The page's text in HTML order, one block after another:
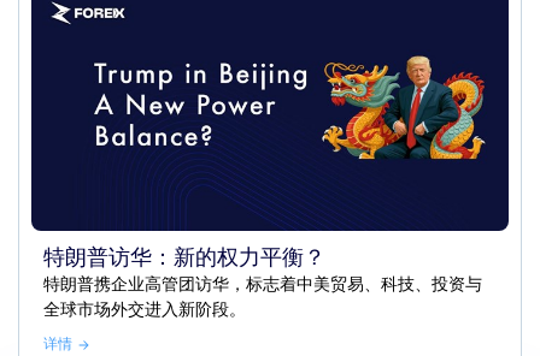
特朗普访华：新的权力平衡？
特朗普携企业高管团访华，标志着中美贸易、科技、投资与
全球市场外交进入新阶段。
详情